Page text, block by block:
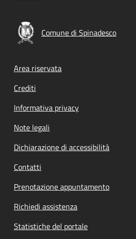
Comune di Spinadesco
Footer menu
Area riservata
Crediti
Informativa privacy
Note legali
Dichiarazione di accessibilità
Contatti
Prenotazione appuntamento
Richiedi assistenza
Statistiche del portale